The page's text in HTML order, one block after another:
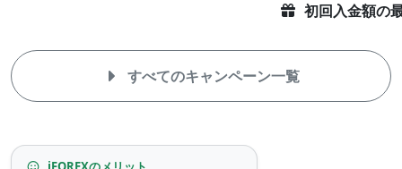
初回入金額の
すべてのキャンペーン一覧
iFOREX